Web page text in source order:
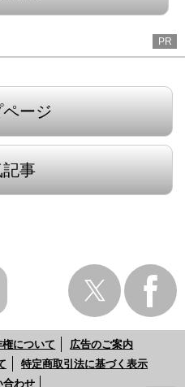
PR
ページ
記事
権について
広告のご案内
特定商取引法に基づく表示
合わせ